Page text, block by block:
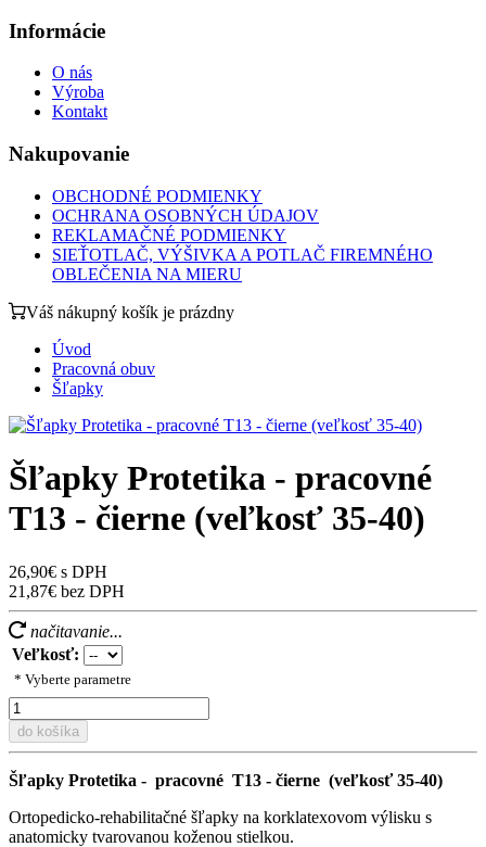
Informácie
O nás
Výroba
Kontakt
Nakupovanie
OBCHODNÉ PODMIENKY
OCHRANA OSOBNÝCH ÚDAJOV
REKLAMAČNÉ PODMIENKY
SIEŤOTLAČ, VÝŠIVKA A POTLAČ FIREMNÉHO
OBLEČENIA NA MIERU
Váš nákupný košík je prázdny
Úvod
Pracovná obuv
Šľapky
Šľapky Protetika - pracovné
T13 - čierne (veľkosť 35-40)
26,90€ s DPH
21,87€ bez DPH
načitavanie...
Veľkosť:
* Vyberte parametre
do košíka
Šľapky Protetika - pracovné T13 - čierne (veľkosť 35-40)
Ortopedicko-rehabilitačné šľapky na korklatexovom výlisku s
anatomicky tvarovanou koženou stielkou.